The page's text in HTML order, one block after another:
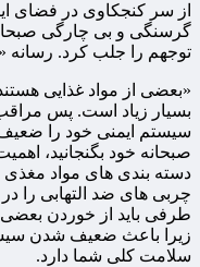
از سر کنجکاوی در فضای
گرسنگی و بی چارگی
توجهم را جلب کرد. رسانه
«بعضی از مواد غذایی
بسیار زیاد است. پس
سیستم ایمنی خود را ضعیف
صبحانه خود بگنجانید،
دسته بندی های مواد مغذی
چربی های ضد التهابی را
طرفی باید از خوردن بعضی
زیرا باعث ضعیف شدن
سلامت کلی شما دارد.